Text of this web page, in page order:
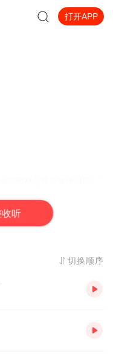
打开APP
日我都会替你加倍讨回。”
式，严禁在任何第三方平
过页面右上方按钮，将页
以按以下步骤咨询在线客
客服】中咨询在线客服；
听
切换顺序